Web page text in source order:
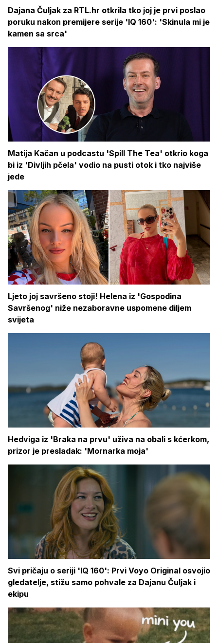
Dajana Čuljak za RTL.hr otkrila tko joj je prvi poslao
poruku nakon premijere serije 'IQ 160': 'Skinula mi je
kamen sa srca'
Matija Kačan u podcastu 'Spill The Tea' otkrio koga
bi iz 'Divljih pčela' vodio na pusti otok i tko najviše
jede
Ljeto joj savršeno stoji! Helena iz 'Gospodina
Savršenog' niže nezaboravne uspomene diljem
svijeta
Hedviga iz 'Braka na prvu' uživa na obali s kćerkom,
prizor je presladak: 'Mornarka moja'
Svi pričaju o seriji 'IQ 160': Prvi Voyo Original osvojio
gledatelje, stižu samo pohvale za Dajanu Čuljak i
ekipu